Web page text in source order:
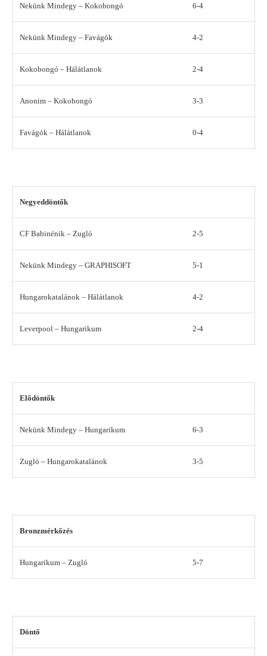
Nekünk Mindegy – Kokobongó 6-4
Nekünk Mindegy – Favágók 4-2
Kokobongó – Hálátlanok 2-4
Anonim – Kokobongó 3-3
Favágók – Hálátlanok 0-4
Negyeddöntők
CF Babinénik – Zugló 2-5
Nekünk Mindegy – GRAPHISOFT 5-1
Hungarokatalánok – Hálátlanok 4-2
Leverpool – Hungarikum 2-4
Elődöntők
Nekünk Mindegy – Hungarikum 6-3
Zugló – Hungarokatalánok 3-5
Bronzmérkőzés
Hungarikum – Zugló 5-7
Döntő